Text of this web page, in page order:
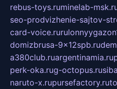
rebus-toys.ruminelab-
seo-prodvizhenie-sajtov-
card-voice.ru
domizbrusa-9x12spb.ru
a380club.ruargentinamia.ru
perk-oka.rug-octopus.ru
naruto-x.rupursefactory.ru